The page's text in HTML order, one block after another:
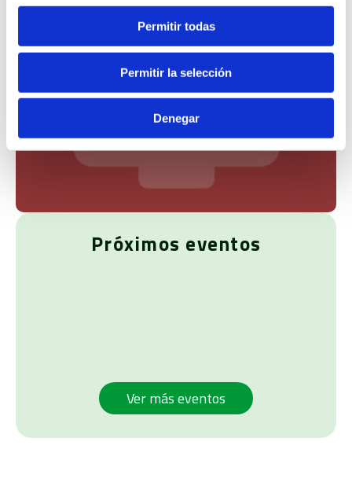
Permitir todas
Permitir la selección
Denegar
Retransmisión de sesiones
plenarias
Próximos eventos
Ver más eventos